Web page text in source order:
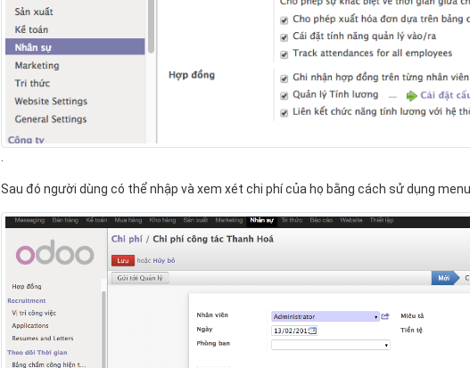
.
Sau đó người dùng có thể nhập và xem xét chi phí của họ bằng cách sử dụng menu